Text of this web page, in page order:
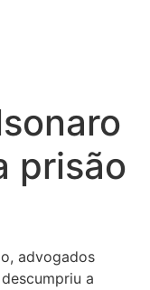
prisão
advogados
a